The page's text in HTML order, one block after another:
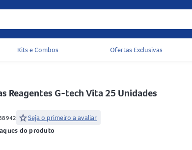
Acessos rápidos do cabeçalho
Kits e Combos Ofertas Exclusivas
Reagentes G-tech Vita 25 Unidades
starSeja o primeiro a avaliar
do produto